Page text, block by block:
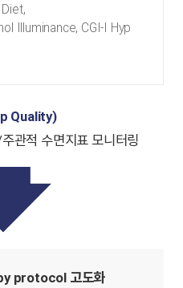
Illuminance, CGI-I Hyp
Quality)
관적 수면지표 모니터링
protocol 고도화